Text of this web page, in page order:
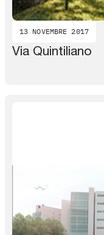
13 NOVEMBRE 2017
Via Quintiliano